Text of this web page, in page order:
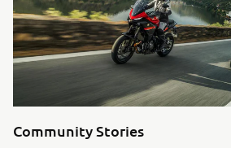
Community Stories